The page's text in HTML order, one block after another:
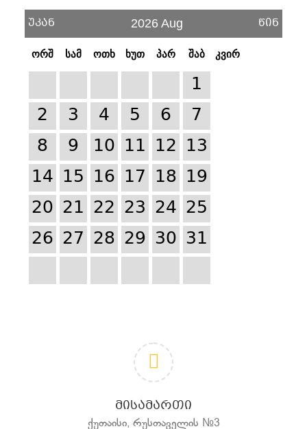
უკან 2026 Aug წინ
ორშ სამ ოთხ ხუთ პარ შაბ კვირ
1
2
3 4 5 6
7
8
9 10 11 12 13
14 15 16 17 18 19
20 21 22 23 24 25
26 27 28 29 30 31
ᲛᲘᲡᲐᲛᲐᲠᲗᲘ
ქუთაისი, რუსთაველის №3